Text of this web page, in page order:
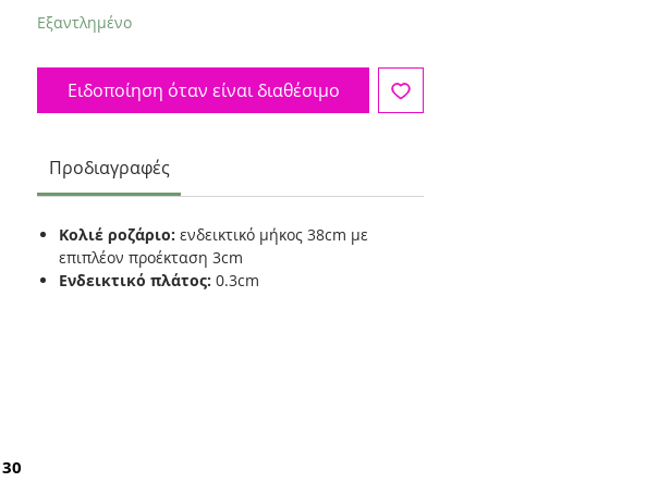
Εξαντλημένο
Ειδοποίηση όταν είναι διαθέσιμο
Προδιαγραφές
Κολιέ ροζάριο: ενδεικτικό μήκος 38cm με
επιπλέον προέκταση 3cm
Ενδεικτικό πλάτος: 0.3cm